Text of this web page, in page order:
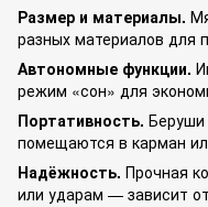
Размер и материалы.
разных материалов для
Автономные функции.
режим «сон» для
Портативность. Беруши
помещаются в карман
Надёжность. Прочная
или ударам — зависит